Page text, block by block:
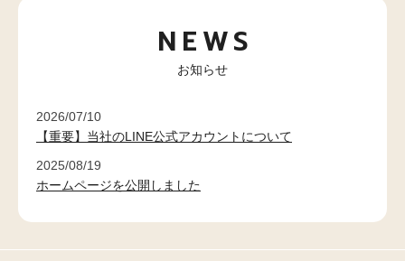
NEWS
お知らせ
2026/07/10
【重要】当社のLINE公式アカウントについて
2025/08/19
ホームページを公開しました